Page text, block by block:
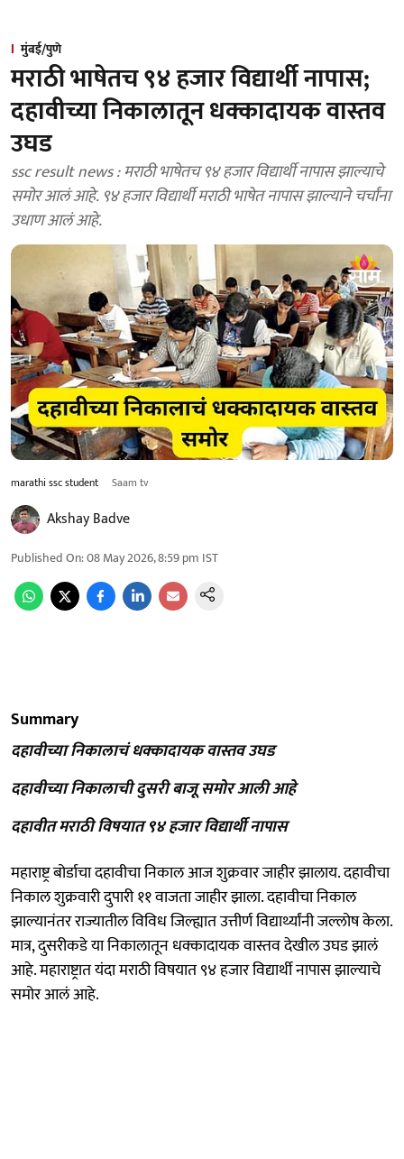
मुंबई/पुणे
मराठी भाषेतच ९४ हजार विद्यार्थी नापास;
दहावीच्या निकालातून धक्कादायक वास्तव
उघड
ssc result news : मराठी भाषेतच ९४ हजार विद्यार्थी नापास झाल्याचे
समोर आलं आहे. ९४ हजार विद्यार्थी मराठी भाषेत नापास झाल्याने चर्चांना
उधाण आलं आहे.
marathi ssc student Saam tv
Akshay Badve
Published On:08 May 2026, 8:59 pm IST
Summary
दहावीच्या निकालाचं धक्कादायक वास्तव उघड
दहावीच्या निकालाची दुसरी बाजू समोर आली आहे
दहावीत मराठी विषयात ९४ हजार विद्यार्थी नापास
महाराष्ट्र बोर्डाचा दहावीचा निकाल आज शुक्रवार जाहीर झालाय. दहावीचा
निकाल शुक्रवारी दुपारी ११ वाजता जाहीर झाला. दहावीचा निकाल
झाल्यानंतर राज्यातील विविध जिल्ह्यात उत्तीर्ण विद्यार्थ्यांनी जल्लोष केला.
मात्र, दुसरीकडे या निकालातून धक्कादायक वास्तव देखील उघड झालं
आहे. महाराष्ट्रात यंदा मराठी विषयात ९४ हजार विद्यार्थी नापास झाल्याचे
समोर आलं आहे.